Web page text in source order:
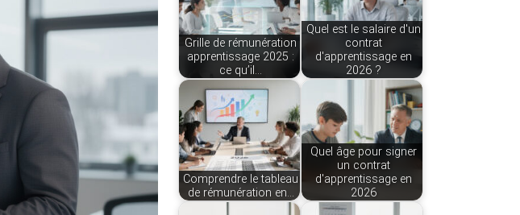
Grille de rémunération
apprentissage 2025 :
ce qu’il…
Quel est le salaire d'un
contrat
d'apprentissage en
2026 ?
Comprendre le tableau
de rémunération en…
Quel âge pour signer
un contrat
d'apprentissage en
2026